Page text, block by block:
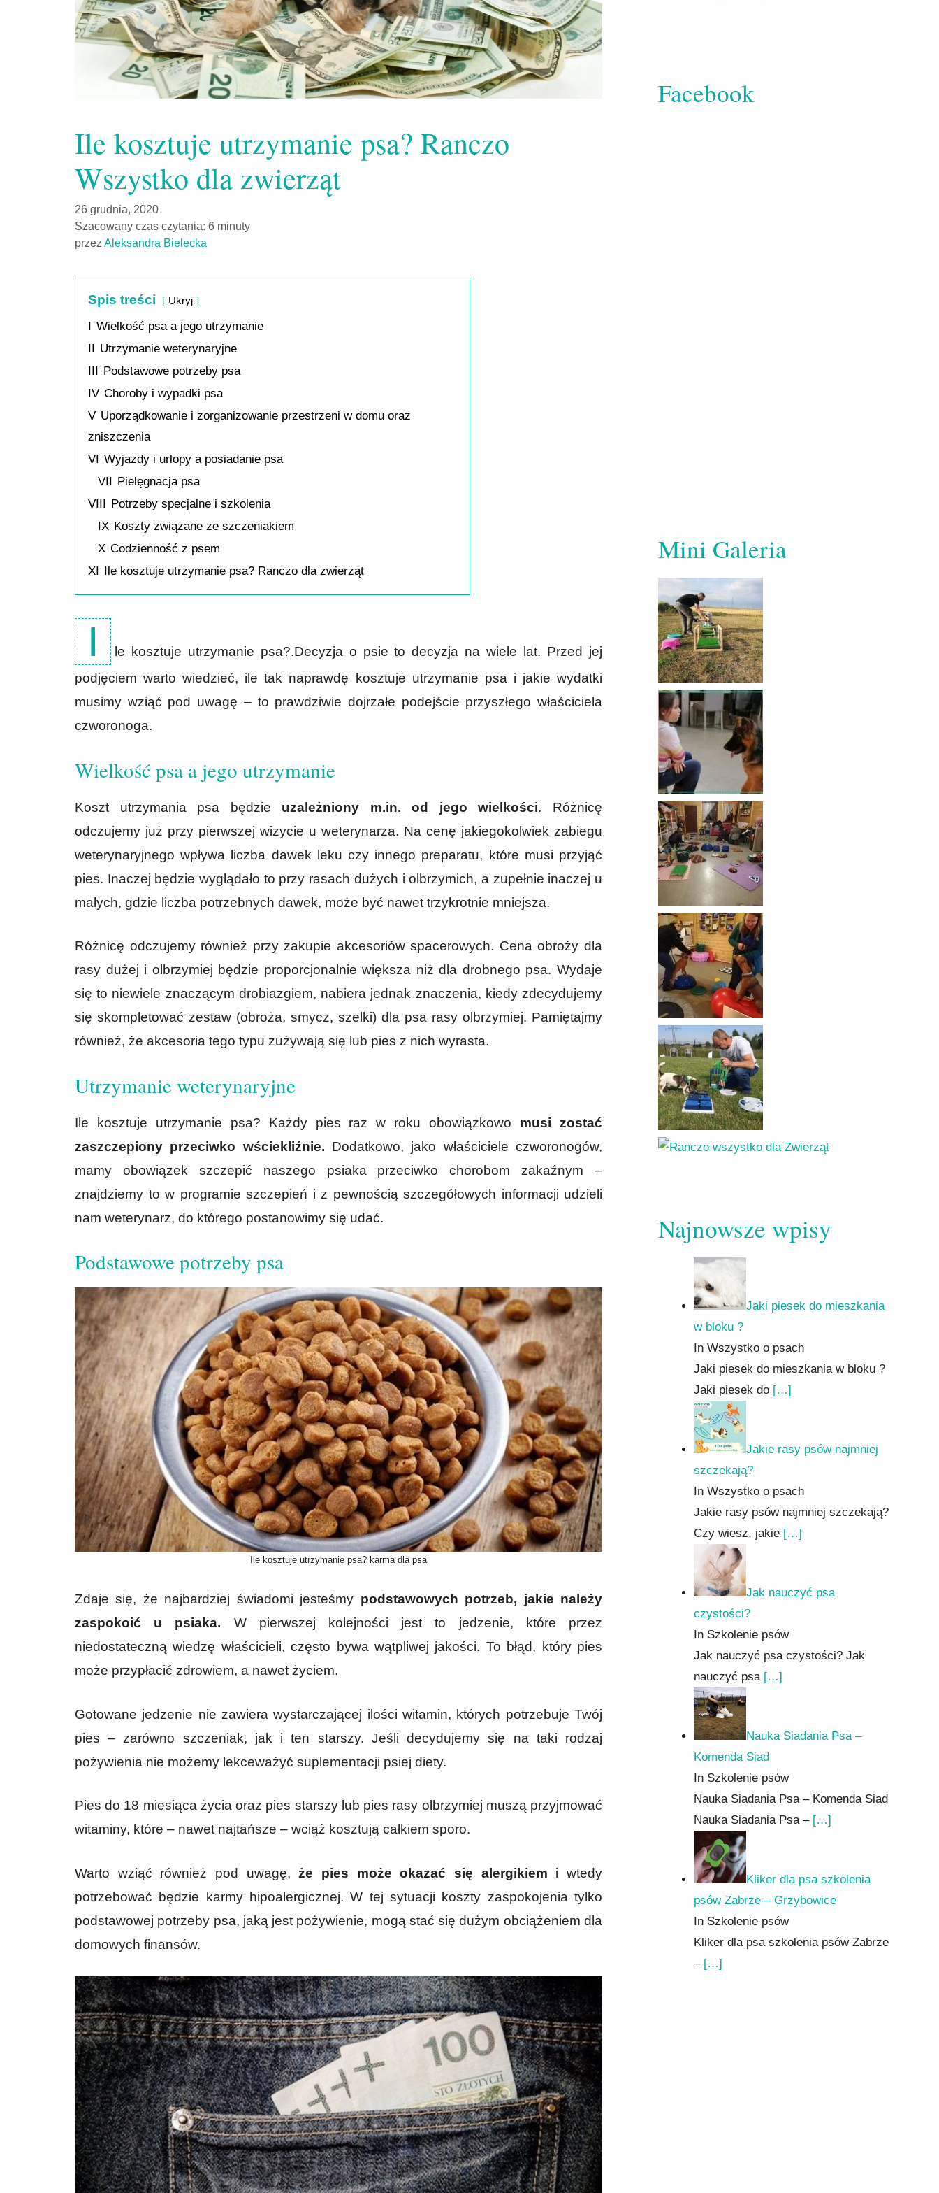
Ile kosztuje utrzymanie psa? Ranczo
Wszystko dla zwierząt
26 grudnia, 2020
Szacowany czas czytania: 6 minuty
przez Aleksandra Bielecka
Spis treści Ukryj
I Wielkość psa a jego utrzymanie
II Utrzymanie weterynaryjne
III Podstawowe potrzeby psa
IV Choroby i wypadki psa
V Uporządkowanie i zorganizowanie przestrzeni w domu oraz
zniszczenia
VI Wyjazdy i urlopy a posiadanie psa
VII Pielęgnacja psa
VIII Potrzeby specjalne i szkolenia
IX Koszty związane ze szczeniakiem
X Codzienność z psem
XI Ile kosztuje utrzymanie psa? Ranczo dla zwierząt
I
le kosztuje utrzymanie psa?.Decyzja o psie to decyzja na wiele lat. Przed jej
podjęciem warto wiedzieć, ile tak naprawdę kosztuje utrzymanie psa i jakie wydatki
musimy wziąć pod uwagę – to prawdziwie dojrzałe podejście przyszłego właściciela
czworonoga.
Wielkość psa a jego utrzymanie
Koszt utrzymania psa będzie uzależniony m.in. od jego wielkości. Różnicę
odczujemy już przy pierwszej wizycie u weterynarza. Na cenę jakiegokolwiek zabiegu
weterynaryjnego wpływa liczba dawek leku czy innego preparatu, które musi przyjąć
pies. Inaczej będzie wyglądało to przy rasach dużych i olbrzymich, a zupełnie inaczej u
małych, gdzie liczba potrzebnych dawek, może być nawet trzykrotnie mniejsza.
Różnicę odczujemy również przy zakupie akcesoriów spacerowych. Cena obroży dla
rasy dużej i olbrzymiej będzie proporcjonalnie większa niż dla drobnego psa. Wydaje
się to niewiele znaczącym drobiazgiem, nabiera jednak znaczenia, kiedy zdecydujemy
się skompletować zestaw (obroża, smycz, szelki) dla psa rasy olbrzymiej. Pamiętajmy
również, że akcesoria tego typu zużywają się lub pies z nich wyrasta.
Utrzymanie weterynaryjne
Ile kosztuje utrzymanie psa? Każdy pies raz w roku obowiązkowo musi zostać
zaszczepiony przeciwko wściekliźnie. Dodatkowo, jako właściciele czworonogów,
mamy obowiązek szczepić naszego psiaka przeciwko chorobom zakaźnym –
znajdziemy to w programie szczepień i z pewnością szczegółowych informacji udzieli
nam weterynarz, do którego postanowimy się udać.
Podstawowe potrzeby psa
Ile kosztuje utrzymanie psa? karma dla psa
Zdaje się, że najbardziej świadomi jesteśmy podstawowych potrzeb, jakie należy
zaspokoić u psiaka. W pierwszej kolejności jest to jedzenie, które przez
niedostateczną wiedzę właścicieli, często bywa wątpliwej jakości. To błąd, który pies
może przypłacić zdrowiem, a nawet życiem.
Gotowane jedzenie nie zawiera wystarczającej ilości witamin, których potrzebuje Twój
pies – zarówno szczeniak, jak i ten starszy. Jeśli decydujemy się na taki rodzaj
pożywienia nie możemy lekceważyć suplementacji psiej diety.
Pies do 18 miesiąca życia oraz pies starszy lub pies rasy olbrzymiej muszą przyjmować
witaminy, które – nawet najtańsze – wciąż kosztują całkiem sporo.
Warto wziąć również pod uwagę,że pies może okazać się alergikiem i wtedy
potrzebować będzie karmy hipoalergicznej. W tej sytuacji koszty zaspokojenia tylko
podstawowej potrzeby psa, jaką jest pożywienie, mogą stać się dużym obciążeniem dla
domowych finansów.
Facebook
Mini Galeria
Najnowsze wpisy
Jaki piesek do mieszkania
w bloku ?
In Wszystko o psach
Jaki piesek do mieszkania w bloku ?
Jaki piesek do […]
Jakie rasy psów najmniej
szczekają?
In Wszystko o psach
Jakie rasy psów najmniej szczekają?
Czy wiesz, jakie […]
Jak nauczyć psa
czystości?
In Szkolenie psów
Jak nauczyć psa czystości? Jak
nauczyć psa […]
Nauka Siadania Psa –
Komenda Siad
In Szkolenie psów
Nauka Siadania Psa – Komenda Siad
Nauka Siadania Psa – […]
Kliker dla psa szkolenia
psów Zabrze – Grzybowice
In Szkolenie psów
Kliker dla psa szkolenia psów Zabrze
– […]